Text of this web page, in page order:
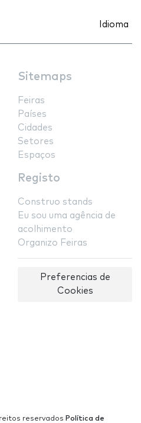
Idioma
Sitemaps
Feiras
Países
Cidades
Setores
Espaços
Registo
Construo stands
Eu sou uma agência de
acolhimento
Organizo Feiras
Preferencias de
Cookies
reservados Política de